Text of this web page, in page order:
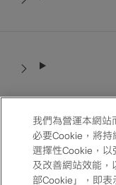
我們為營運本網
必要Cookie，將
選擇性Cookie，
及改善網站效能
部Cookie」，即